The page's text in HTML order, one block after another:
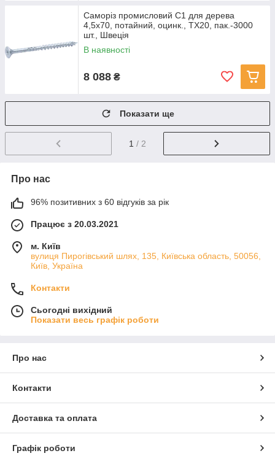
Саморіз промисловий С1 для дерева
4,5х70, потайний, оцинк., TX20, пак.-3000
шт., Швеція
В наявності
8 088 ₴
Показати ще
1 / 2
Про нас
96% позитивних з 60 відгуків за рік
Працює з 20.03.2021
м. Київ
вулиця Пирогівський шлях, 135, Київська область, 50056,
Київ, Україна
Контакти
Сьогодні вихідний
Показати весь графік роботи
Про нас
Контакти
Доставка та оплата
Графік роботи